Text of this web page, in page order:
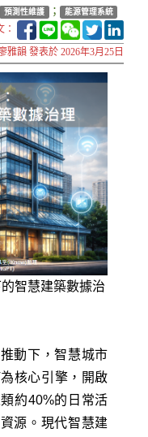
預測性維護 ； 能源管理系統
：
韻 發表於 2026年3月25日
智慧建築數據治
動下，智慧城市
核心引擎，開啟
約40%的日常活
源。現代智慧建